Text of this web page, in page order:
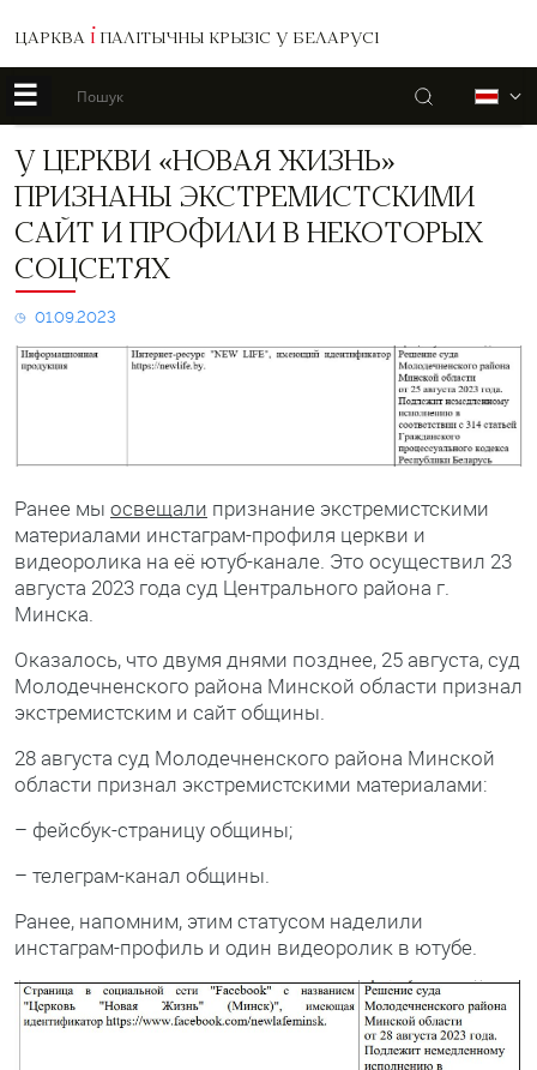
ЦАРКВА І ПАЛІТЫЧНЫ КРЫЗІС У БЕЛАРУСІ
☰ Пошук
У
церкви
«Новая
жизнь»
признаны
экстремистскими
сайт
и
в
У ЦЕРКВИ «НОВАЯ ЖИЗНЬ»
ПРИЗНАНЫ ЭКСТРЕМИСТСКИМИ
САЙТ И ПРОФИЛИ В НЕКОТОРЫХ
СОЦСЕТЯХ
01.09.2023
Ранее мы освещали признание экстремистскими
материалами инстаграм-профиля церкви и
видеоролика на её ютуб-канале. Это осуществил 23
августа 2023 года суд Центрального района г.
Минска.
Оказалось, что двумя днями позднее, 25 августа, суд
Молодечненского района Минской области признал
экстремистским и сайт общины.
28 августа суд Молодечненского района Минской
области признал экстремистскими материалами:
– фейсбук-страницу общины;
– телеграм-канал общины.
Ранее, напомним, этим статусом наделили
инстаграм-профиль и один видеоролик в ютубе.